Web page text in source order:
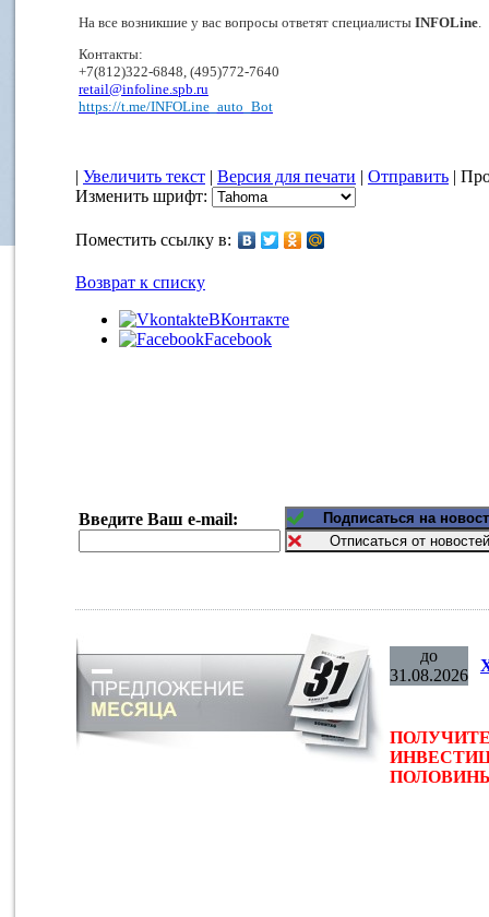
На все возникшие у вас вопросы ответят специалисты INFOLine.
Контакты:
+7(812)322-6848, (495)772-7640
retail@infoline.spb.ru
https://t.me/INFOLine_auto_Bot
| Увеличить текст | Версия для печати | Отправить |
Изменить шрифт:
Поместить ссылку в:
Возврат к списку
ВКонтакте
Facebook
Введите Ваш e-mail:
до
31.08.2026
ПОЛОВИНЫ